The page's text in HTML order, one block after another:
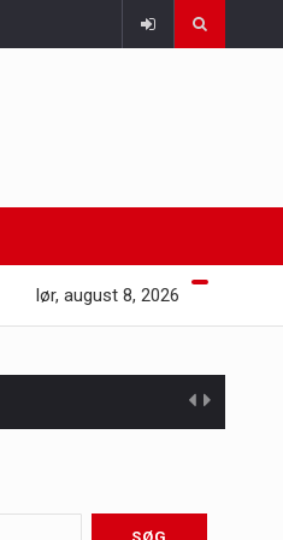
lør, august 8, 2026